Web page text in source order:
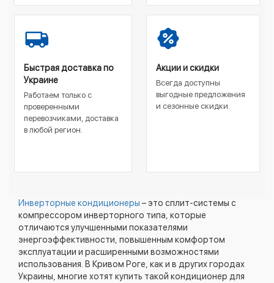
Быстрая доставка по
Украине
Работаем только с
проверенными
перевозчиками, доставка
в любой регион.
Акции и скидки
Всегда доступны
выгодные предложения
и сезонные скидки.
Инверторные кондиционеры – это сплит-системы с
компрессором инверторного типа, которые
отличаются улучшенными показателями
энергоэффективности, повышенным комфортом
эксплуатации и расширенными возможностями
использования. В Кривом Роге, как и в других городах
Украины, многие хотят купить такой кондиционер для